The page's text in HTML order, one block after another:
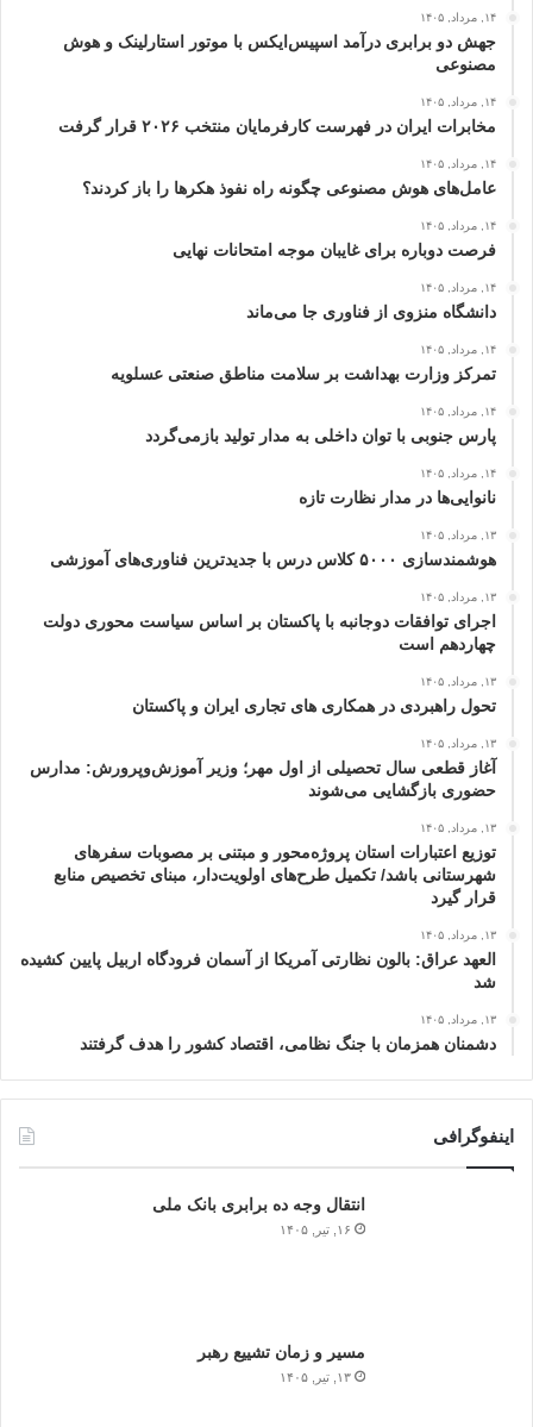
۱۴, مرداد, ۱۴۰۵
جهش دو برابری درآمد اسپیس‌ایکس با موتور استارلینک و هوش
مصنوعی
۱۴, مرداد, ۱۴۰۵
مخابرات ایران در فهرست کارفرمایان منتخب ۲۰۲۶ قرار گرفت
۱۴, مرداد, ۱۴۰۵
عامل‌های هوش مصنوعی چگونه راه نفوذ هکرها را باز کردند؟
۱۴, مرداد, ۱۴۰۵
فرصت دوباره برای غایبان موجه امتحانات نهایی
۱۴, مرداد, ۱۴۰۵
دانشگاه منزوی از فناوری جا می‌ماند
۱۴, مرداد, ۱۴۰۵
تمرکز وزارت بهداشت بر سلامت مناطق صنعتی عسلویه
۱۴, مرداد, ۱۴۰۵
پارس جنوبی با توان داخلی به مدار تولید بازمی‌گردد
۱۴, مرداد, ۱۴۰۵
نانوایی‌ها در مدار نظارت تازه
۱۳, مرداد, ۱۴۰۵
هوشمندسازی ۵۰۰۰ کلاس درس با جدیدترین فناوری‌های آموزشی
۱۳, مرداد, ۱۴۰۵
اجرای توافقات دوجانبه با پاکستان بر اساس سیاست محوری دولت
چهاردهم است
۱۳, مرداد, ۱۴۰۵
تحول راهبردی در همکاری های تجاری ایران و پاکستان
۱۳, مرداد, ۱۴۰۵
آغاز قطعی سال تحصیلی از اول مهر؛ وزیر آموزش‌وپرورش: مدارس
حضوری بازگشایی می‌شوند
۱۳, مرداد, ۱۴۰۵
توزیع اعتبارات استان پروژه‌محور و مبتنی بر مصوبات سفرهای
شهرستانی باشد/ تکمیل طرح‌های اولویت‌دار، مبنای تخصیص منابع
قرار گیرد
۱۳, مرداد, ۱۴۰۵
العهد عراق: بالون نظارتی آمریکا از آسمان فرودگاه اربیل پایین کشیده
شد
۱۳, مرداد, ۱۴۰۵
دشمنان همزمان با جنگ نظامی، اقتصاد کشور را هدف گرفتند
اینفوگرافی
انتقال وجه ده برابری بانک ملی
۱۶, تیر, ۱۴۰۵
مسیر و زمان تشییع رهبر
۱۳, تیر, ۱۴۰۵